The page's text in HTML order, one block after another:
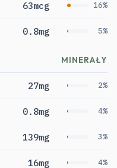
63mcg 16%
0.8mg 5%
MINERAŁY
27mg 2%
0.8mg 4%
139mg 3%
16mg 4%